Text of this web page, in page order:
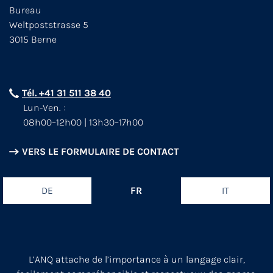
Bureau
Weltpoststrasse 5
3015 Berne
Tél. +41 31 511 38 40
Lun-Ven. :
08h00–12h00 | 13h30–17h00
VERS LE FORMULAIRE DE CONTACT
DE FR IT
L’ANQ attache de l’importance à un langage clair,